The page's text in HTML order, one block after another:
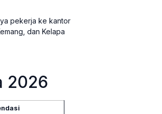
pekerja ke kantor
dan Kelapa
2026